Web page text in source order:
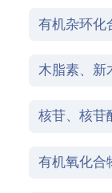
有机杂环化
木脂素、新
核苷、核苷
有机氧化合